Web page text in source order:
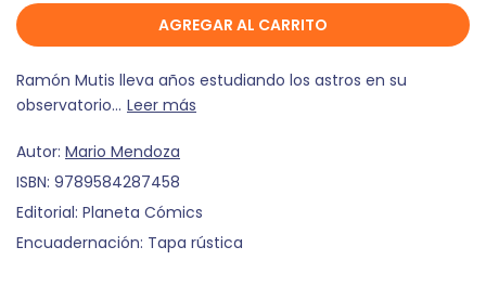
AGREGAR AL CARRITO
Ramón Mutis lleva años estudiando los astros en su
observatorio... Leer más
Autor: Mario Mendoza
ISBN: 9789584287458
Editorial: Planeta Cómics
Encuadernación: Tapa rústica